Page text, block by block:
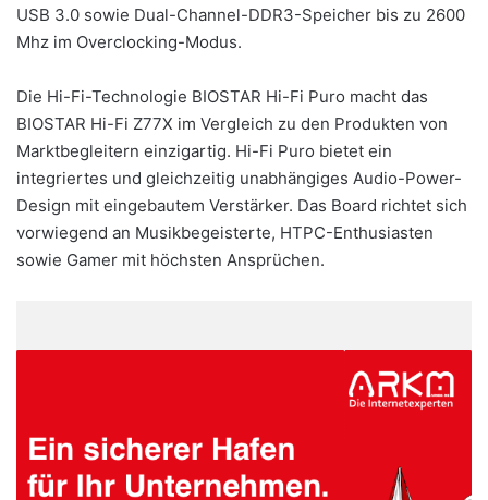
USB 3.0 sowie Dual-Channel-DDR3-Speicher bis zu 2600
Mhz im Overclocking-Modus.
Die Hi-Fi-Technologie BIOSTAR Hi-Fi Puro macht das
BIOSTAR Hi-Fi Z77X im Vergleich zu den Produkten von
Marktbegleitern einzigartig. Hi-Fi Puro bietet ein
integriertes und gleichzeitig unabhängiges Audio-Power-
Design mit eingebautem Verstärker. Das Board richtet sich
vorwiegend an Musikbegeisterte, HTPC-Enthusiasten
sowie Gamer mit höchsten Ansprüchen.